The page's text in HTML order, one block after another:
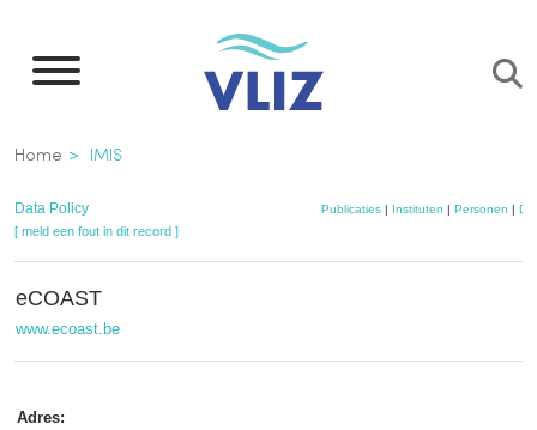
naar
inhoud
gaan
Kruimelpad
Home IMIS
Data Policy Publicaties| Instituten | Personen |
[ meld een fout in dit record ]
eCOAST
www.ecoast.be
Adres: